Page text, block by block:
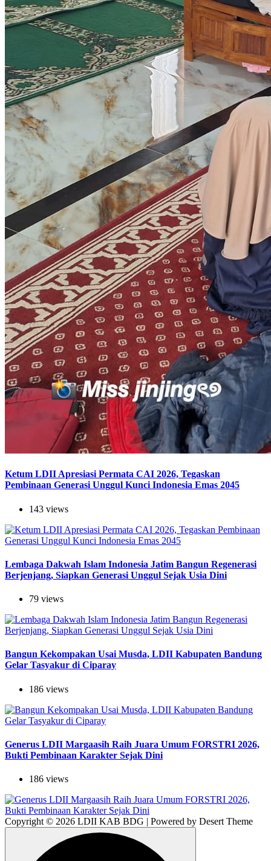
Ketum LDII Apresiasi Permata CAI 2026, Tegaskan
Pembinaan Generasi Unggul Kunci Indonesia Emas 2045
143 views
Lembaga Dakwah Islam Indonesia Jatim Bangun Regenerasi
Berjenjang, Siapkan Generasi Unggul Sejak Usia Dini
79 views
Bangun Kekompakan Usai Musda, LDII Kabupaten Bandung
Gelar Tasyakur di Ciparay
186 views
Generus LDII Margaasih Raih Juara Umum FORSTRI 2026,
Bukti Pembinaan Karakter Sejak Dini
186 views
Copyright © 2026 LDII KAB BDG | Powered by Desert Theme